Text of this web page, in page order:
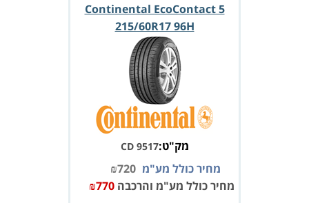
Continental EcoContact 5
215/60R17 96H
מק"ט:CD 9517
מחיר כולל מע"מ ₪720
מחיר כולל מע"מ והרכבה
₪770